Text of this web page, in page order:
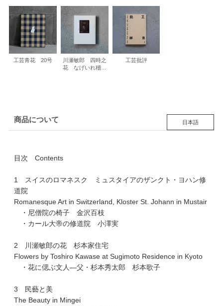
工芸青花 20号
川瀬敏郎 四時之
花 なげいれ稽古
工芸批評
商品について 日本語
目次 Contents
1 スイスのロマネスク ミュスタイアのザンクト・ヨハン修
道院
Romanesque Art in Switzerland, Kloster St. Johann in Mustair
・尼僧院の椅子 金沢百枝
・カール大帝の修道院 小澤実
2 川瀬敏郎の花 杉本家住宅
Flowers by Toshiro Kawase at Sugimoto Residence in Kyoto
・花に偲ぶ文人―父・杉本秀太郎 杉本歌子
3 民藝と美
The Beauty in Mingei